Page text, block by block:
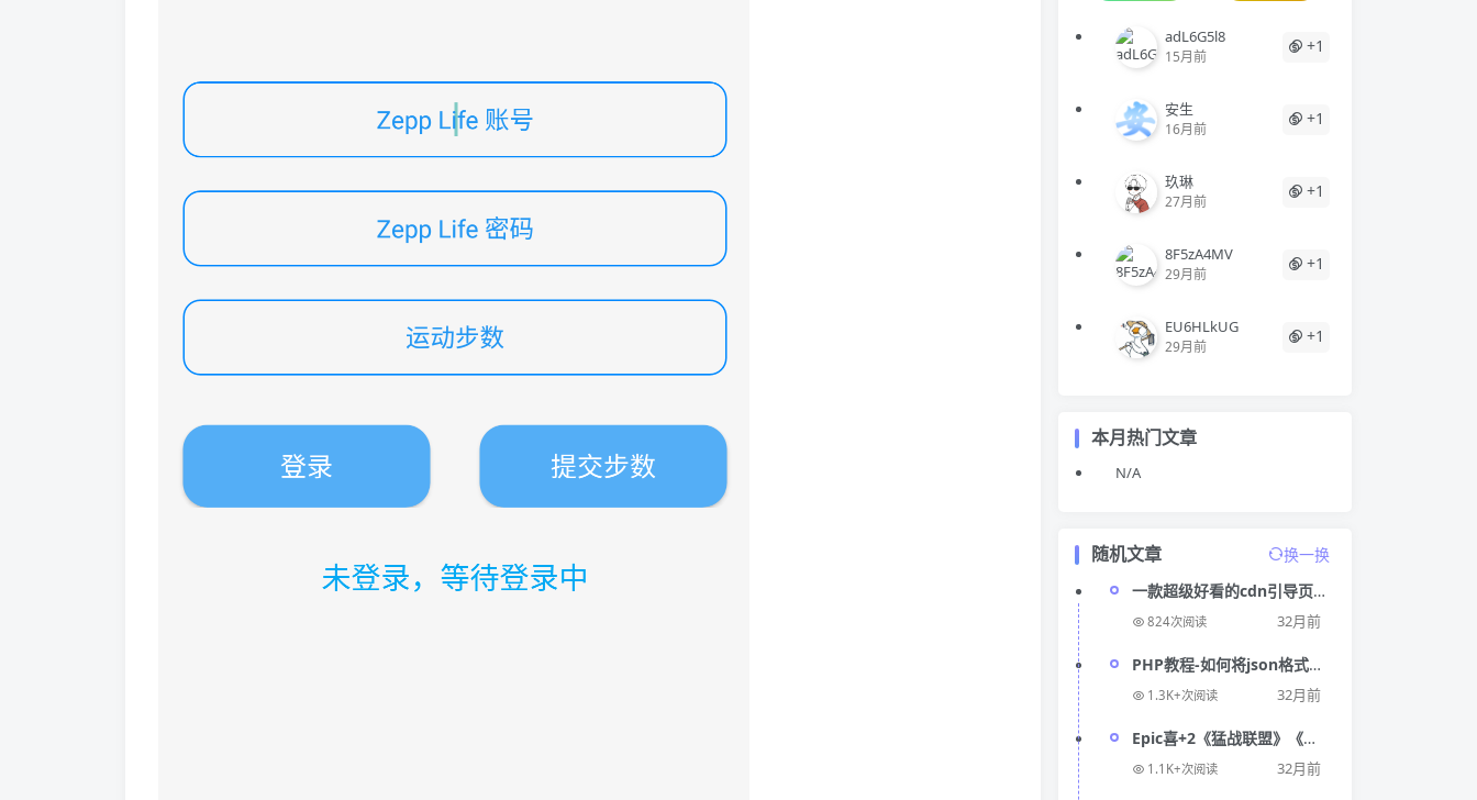
adL6G5l8
15月前
+1
安生
16月前
+1
玖琳
27月前
+1
8F5zA4MV
29月前
+1
EU6HLkUG
29月前
+1
本月热门文章
N/A
随机文章
换一换
一款超级好看的cdn引导页随
机背景视频源码
824次阅读 32月前
PHP教程-如何将json格式数
据转换成数组
1.3K+次阅读 32月前
Epic喜+2《猛战联盟》《柔
术小队》
1.1K+次阅读 32月前